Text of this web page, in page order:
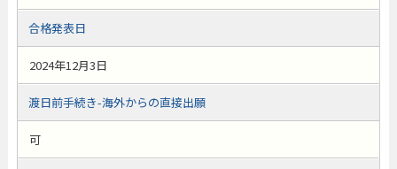
合格発表日
2024年12月3日
渡日前手続き-海外からの直接出願
可